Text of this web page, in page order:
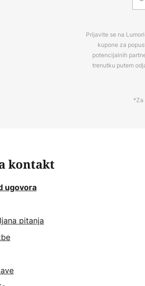
Prijavite se na
kupone za
potencijalnih
trenutku putem
*Za
kontakt
ugovora
pitanja